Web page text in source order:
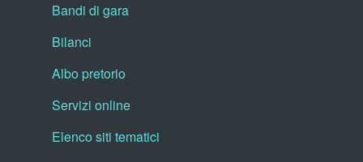
Bandi di gara
Bilanci
Albo pretorio
Servizi online
Elenco siti tematici